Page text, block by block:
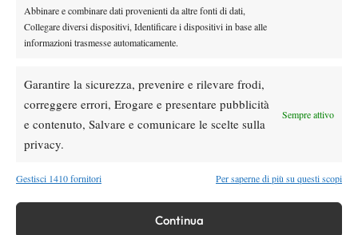
Abbinare e combinare dati provenienti da altre fonti di dati,
Collegare diversi dispositivi, Identificare i dispositivi in base alle
informazioni trasmesse automaticamente.
Garantire la sicurezza, prevenire e rilevare frodi,
correggere errori, Erogare e presentare pubblicità
e contenuto, Salvare e comunicare le scelte sulla
privacy.
Sempre attivo
Gestisci 1410 fornitori Per saperne di più su questi scopi
Continua
2022
TAGGED:Serie A Serie A1 femminile
Tennis Club Lumezzane
DI TENDENZA